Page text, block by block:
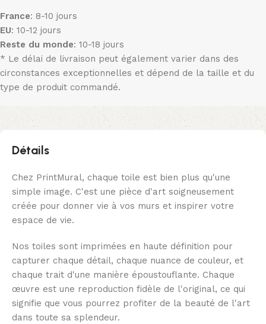
France: 8-10 jours
EU: 10-12 jours
Reste du monde: 10-18 jours
* Le délai de livraison peut également varier dans des
circonstances exceptionnelles et dépend de la taille et du
type de produit commandé.
Détails
Chez PrintMural, chaque toile est bien plus qu'une
simple image. C'est une pièce d'art soigneusement
créée pour donner vie à vos murs et inspirer votre
espace de vie.
Nos toiles sont imprimées en haute définition pour
capturer chaque détail, chaque nuance de couleur, et
chaque trait d'une manière époustouflante. Chaque
œuvre est une reproduction fidèle de l'original, ce qui
signifie que vous pourrez profiter de la beauté de l'art
dans toute sa splendeur.